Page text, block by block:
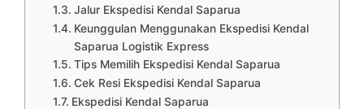
Jalur Ekspedisi Kendal Saparua
Keunggulan Menggunakan Ekspedisi Kendal
Saparua Logistik Express
Tips Memilih Ekspedisi Kendal Saparua
Cek Resi Ekspedisi Kendal Saparua
Ekspedisi Kendal Saparua